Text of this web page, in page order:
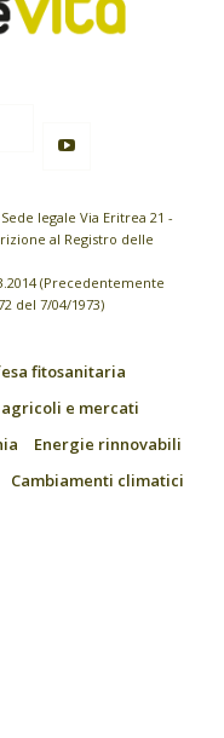
legale Via Eritrea 21 -
al Registro delle
(Precedentemente
del 7/04/1973)
fitosanitaria
e mercati
Energie rinnovabili
Cambiamenti climatici